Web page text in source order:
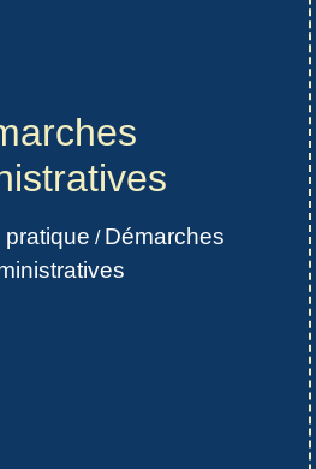
pratique / Démarches